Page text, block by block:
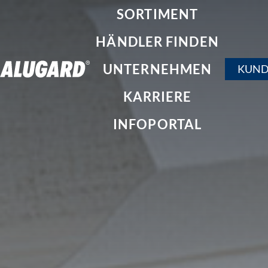
SORTIMENT
HÄNDLER FINDEN
UNTERNEHMEN
KARRIERE
INFOPORTAL